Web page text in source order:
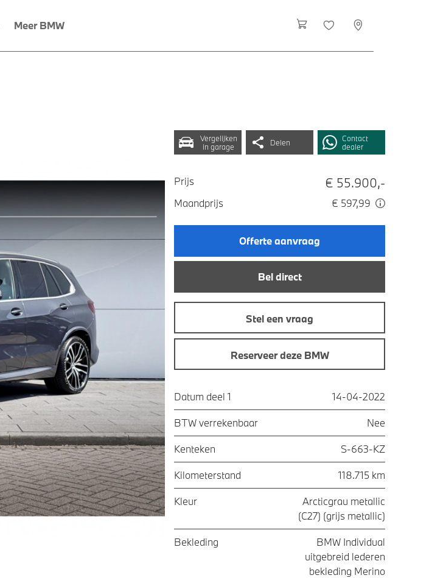
Meer BMW
Vergelijken
in garage
Delen
Contact
dealer
Prijs € 55.900,-
Maandprijs € 597,99
Offerte aanvraag
Bel direct
Stel een vraag
Reserveer deze BMW
Datum deel 1 14-04-2022
BTW verrekenbaar Nee
Kenteken S-663-KZ
Kilometerstand 118.715 km
Kleur
Arcticgrau metallic
(C27) (grijs metallic)
Bekleding
BMW Individual
uitgebreid lederen
bekleding Merino